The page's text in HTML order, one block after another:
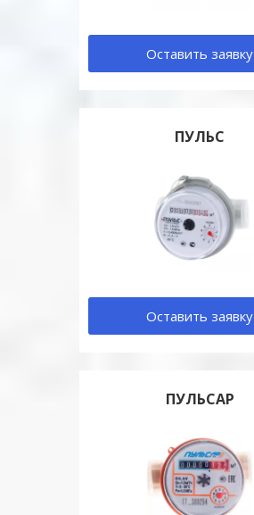
Оставить заявку
ПУЛЬС
Оставить заявку
ПУЛЬСАР